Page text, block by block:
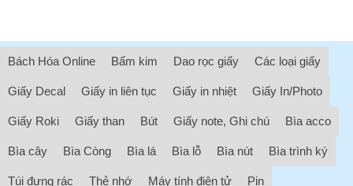
Bách Hóa Online Bấm kim Dao rọc giấy Các loại giấy
Giấy Decal Giấy in liên tục Giấy in nhiệt Giấy In/Photo
Giấy Roki Giấy than Bút Giấy note, Ghi chú Bìa acco
Bìa cây Bìa Còng Bìa lá Bìa lỗ Bìa nút Bìa trình ký
Túi đựng rác Thẻ nhớ Máy tính điện tử Pin